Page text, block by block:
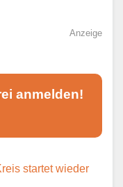
Anzeige
anmelden!
zurstartet wieder